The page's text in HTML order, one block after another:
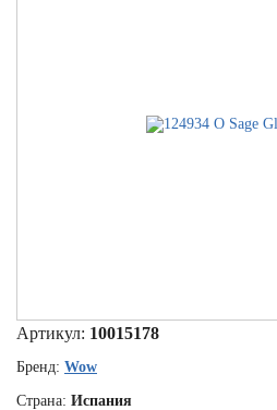
Артикул: 10015178
Бренд: Wow
Страна: Испания